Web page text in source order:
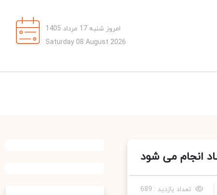
امروز شنبه 17 مرداد 1405
Saturday 08 August 2026
تعداد بازدید : 689